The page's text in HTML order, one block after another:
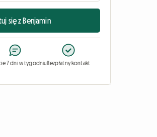
się z Benjamin
7 dni w tygodniuBezpłatny kontakt